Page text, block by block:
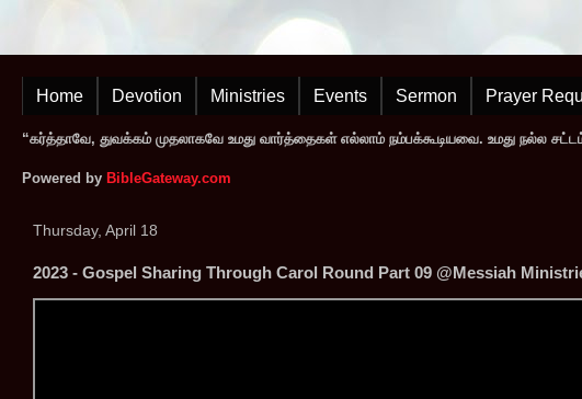
Home Devotion Ministries Events Sermon Prayer
“கர்த்தாவே, துவக்கம் முதலாகவே உமது வார்த்தைகள் எல்லாம் நம்பக்கூடியவை. உமது நல்ல
Powered by BibleGateway.com
Thursday, April 18
2023 - Gospel Sharing Through Carol Round Part 09 @Messiah